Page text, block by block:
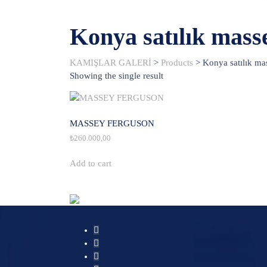
Konya satılık
KAMIŞLAR GALERİ > Products > Konya satılık
Showing the single result
MASSEY FERGUSON
₺260.000,00
Add to cart